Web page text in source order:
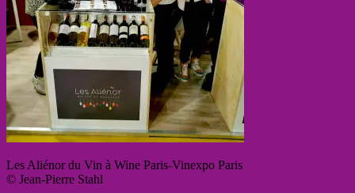
Les Aliénor du Vin à Wine Paris-Vinexpo Paris
© Jean-Pierre Stahl